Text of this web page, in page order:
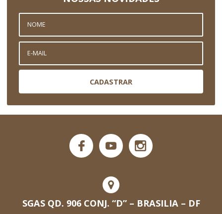
CADASTRAR
SGAS QD. 906 CONJ. “D” – BRASILIA – DF